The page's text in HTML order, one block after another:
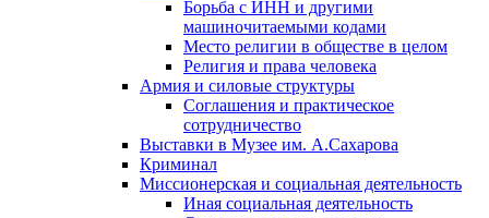
Борьба с ИНН и другими
машиночитаемыми кодами
Место религии в обществе в целом
Религия и права человека
Армия и силовые структуры
Соглашения и практическое
сотрудничество
Выставки в Музее им. А.Сахарова
Криминал
Миссионерская и социальная деятельность
Иная социальная деятельность